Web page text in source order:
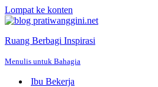
Lompat ke konten
Ruang Berbagi Inspirasi
Menulis untuk Bahagia
Ibu Bekerja